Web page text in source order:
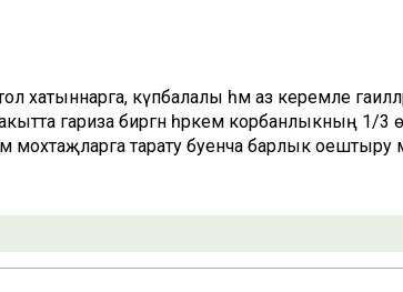
күпбалалы һәм аз керемле
гариза биргән һәркем корбанлыкның 1/3
мохтаҗларга тарату буенча барлык оештыру